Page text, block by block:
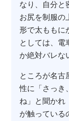
なり、自分と
お尻を制服の
形で太ももに
としては、電
か絶対バレな
ところが名古
性に「さっき
ね」と聞かれ
が触っている